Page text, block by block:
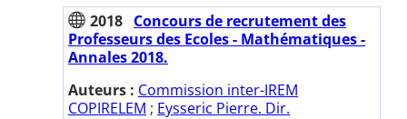
2018 Concours de recrutement des
Professeurs des Ecoles - Mathématiques -
Annales 2018.
Auteurs : Commission inter-IREM
COPIRELEM ; Eysseric Pierre. Dir.